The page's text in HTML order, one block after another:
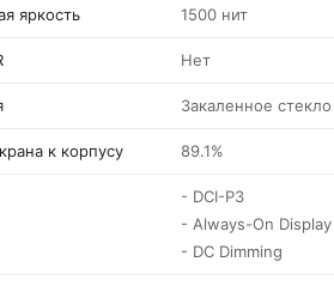
яркость 1500 нит
Нет
Закаленное стекло
к корпусу 89.1%
- DCI-P3
- Always-On Display
- DC Dimming